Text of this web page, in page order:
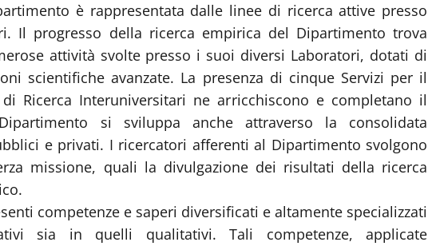
è rappresentata dalle linee di ricerca attive presso
Il progresso della ricerca empirica del Dipartimento trova
attività svolte presso i suoi diversi Laboratori, dotati di
scientifiche avanzate. La presenza di cinque Servizi per il
Ricerca Interuniversitari ne arricchiscono e completano il
si sviluppa anche attraverso la consolidata
e privati. I ricercatori afferenti al Dipartimento svolgono
missione, quali la divulgazione dei risultati della ricerca
competenze e saperi diversificati e altamente specializzati
sia in quelli qualitativi. Tali competenze, applicate